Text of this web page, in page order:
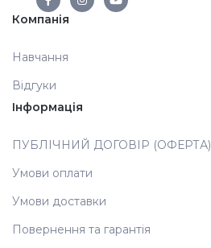
Компанія
Навчання
Відгуки
Інформація
ПУБЛІЧНИЙ ДОГОВІР (ОФЕРТА)
Умови оплати
Умови доставки
Повернення та гарантія